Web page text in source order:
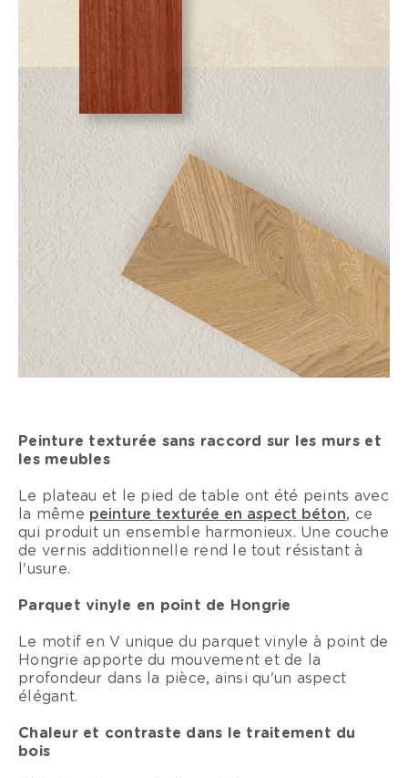
Peinture texturée sans raccord sur les murs et
les meubles
Le plateau et le pied de table ont été peints avec
la même peinture texturée en aspect béton, ce
qui produit un ensemble harmonieux. Une couche
de vernis additionnelle rend le tout résistant à
l'usure.
Parquet vinyle en point de Hongrie
Le motif en V unique du parquet vinyle à point de
Hongrie apporte du mouvement et de la
profondeur dans la pièce, ainsi qu'un aspect
élégant.
Chaleur et contraste dans le traitement du
bois